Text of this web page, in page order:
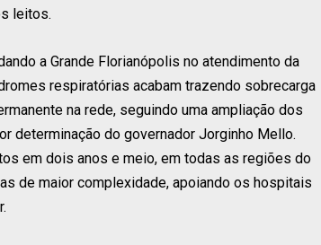
leitos.
a Grande Florianópolis no atendimento da
respiratórias acabam trazendo sobrecarga
na rede, seguindo uma ampliação dos
determinação do governador Jorginho Mello.
em dois anos e meio, em todas as regiões do
de maior complexidade, apoiando os hospitais